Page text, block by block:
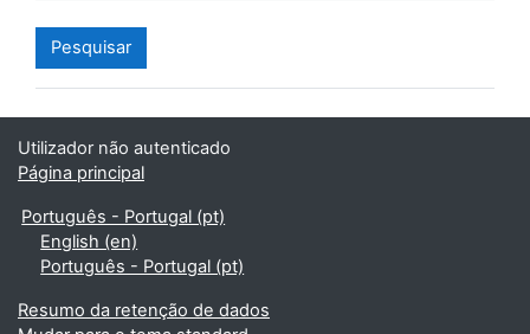
Utilizador não autenticado
Página principal
Português - Portugal ‎(pt)‎
English ‎(en)‎
Português - Portugal ‎(pt)‎
Resumo da retenção de dados